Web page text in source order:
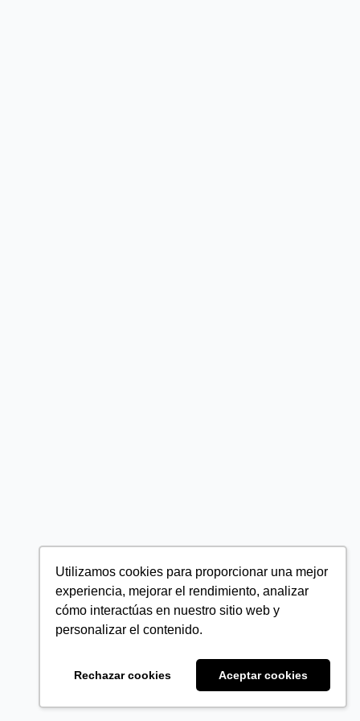
Utilizamos cookies para proporcionar una mejor
experiencia, mejorar el rendimiento, analizar
cómo interactúas en nuestro sitio web y
personalizar el contenido.
Rechazar cookies Aceptar cookies